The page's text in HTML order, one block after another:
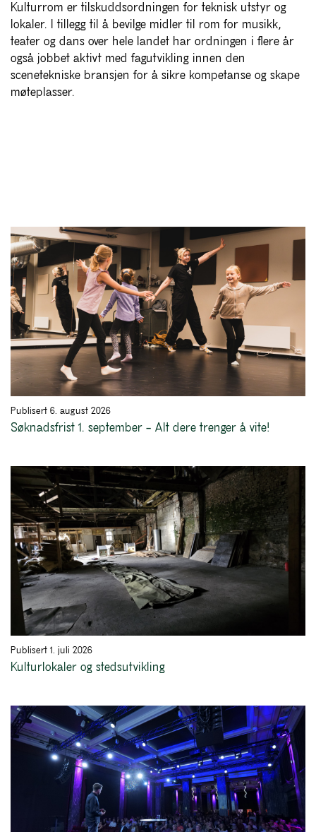
Kulturrom er tilskuddsordningen for teknisk utstyr og
lokaler. I tillegg til å bevilge midler til rom for musikk,
teater og dans over hele landet har ordningen i flere år
også jobbet aktivt med fagutvikling innen den
scenetekniske bransjen for å sikre kompetanse og skape
møteplasser.
Publisert 6. august 2026
Søknadsfrist 1. september – Alt dere trenger å vite!
Publisert 1. juli 2026
Kulturlokaler og stedsutvikling